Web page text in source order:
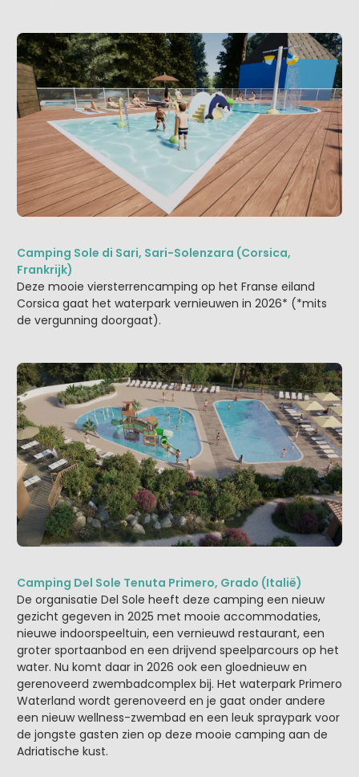
Camping Sole di Sari, Sari-Solenzara (Corsica,
Frankrijk)
Deze mooie viersterrencamping op het Franse eiland
Corsica gaat het waterpark vernieuwen in 2026* (*mits
de vergunning doorgaat).
Camping Del Sole Tenuta Primero, Grado (Italië)
De organisatie Del Sole heeft deze camping een nieuw
gezicht gegeven in 2025 met mooie accommodaties,
nieuwe indoorspeeltuin, een vernieuwd restaurant, een
groter sportaanbod en een drijvend speelparcours op het
water. Nu komt daar in 2026 ook een gloednieuw en
gerenoveerd zwembadcomplex bij. Het waterpark Primero
Waterland wordt gerenoveerd en je gaat onder andere
een nieuw wellness-zwembad en een leuk spraypark voor
de jongste gasten zien op deze mooie camping aan de
Adriatische kust.